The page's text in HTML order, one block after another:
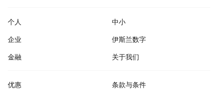
个人
中小
企业
伊斯兰数字
金融
关于我们
优惠
条款与条件